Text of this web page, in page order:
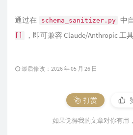
通过在 schema_sanitizer.py 中
[] ，即可兼容 Claude/Anthropic 工
最后修改：2026 年 05 月 26 日
打赏
如果觉得我的文章对你有用